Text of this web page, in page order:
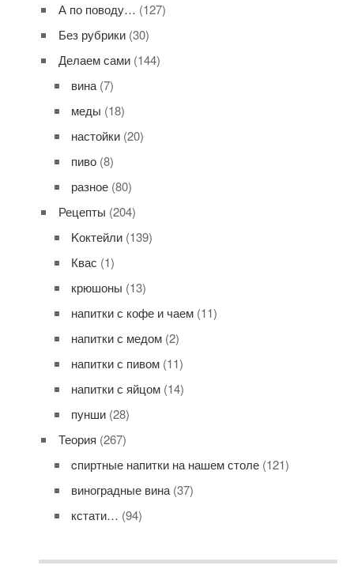
А по поводу… (127)
Без рубрики (30)
Делаем сами (144)
вина (7)
меды (18)
настойки (20)
пиво (8)
разное (80)
Рецепты (204)
Kоктейли (139)
Квас (1)
крюшоны (13)
напитки с кофе и чаем (11)
напитки с медом (2)
напитки с пивом (11)
напитки с яйцом (14)
пунши (28)
Теория (267)
cпиртные напитки на нашем столе (121)
виноградные вина (37)
кстати… (94)